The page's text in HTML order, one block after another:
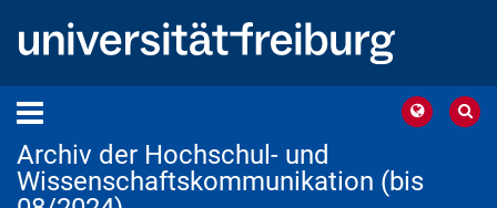
Archiv der Hochschul- und
Wissenschaftskommunikation (bis